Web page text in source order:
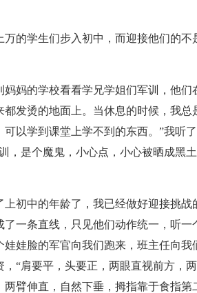
万的学生们步入初中，而迎接他们的
妈妈的学校看看学兄学姐们军训，他
都发烫的地面上。当休息的时候，我
以学到课堂上学不到的东西。”我听
，是个魔鬼，小心点，小心被晒成黑
上初中的年龄了，我已经做好迎接挑
一条直线，只见他们动作统一，听一
娃脸的军官向我们跑来，班主任向我
，“肩要平，头要正，两眼直视前方，
两臂伸直，自然下垂，拇指靠于食指